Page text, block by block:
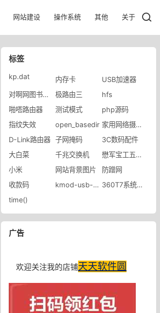
网站建设 操作系统 其他 关于
标签
kp.dat 内存卡
USB加速器
对啊网图书旗舰店
极路由三
hfs
啪嗒路由器
测试模式
php源码
指纹失效
open_basedir
家用网络摄像头
D-Link路由器 子网掩码
3C数码配件
大白菜
千兆交换机
懋军宝工五金专营店
小米
网站背景图片
防蹭网
收款码
kmod-usb-ohci
360T7系统优化
time()
广告
欢迎关注我的店铺天天软件圆